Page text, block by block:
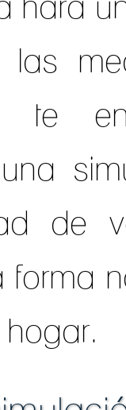
las
te
de
forma